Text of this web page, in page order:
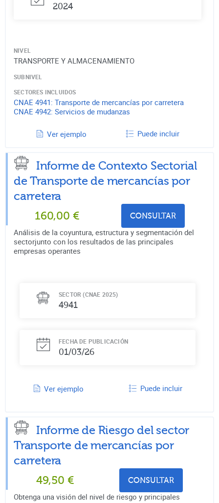
2024
NIVEL
TRANSPORTE Y ALMACENAMIENTO
SUBNIVEL
SECTORES INCLUIDOS
CNAE 4941: Transporte de mercancías por carretera
CNAE 4942: Servicios de mudanzas
Ver ejemplo Puede incluir
Informe de Contexto Sectorial
de Transporte de mercancías por
carretera
160,00 € CONSULTAR
Análisis de la coyuntura, estructura y segmentación del
sectorjunto con los resultados de las principales
empresas operantes
SECTOR (CNAE 2025)
4941
FECHA DE PUBLICACIÓN
01/03/26
Ver ejemplo Puede incluir
Informe de Riesgo del sector
Transporte de mercancías por
carretera
49,50 € CONSULTAR
Obtenga una visión del nivel de riesgo y principales